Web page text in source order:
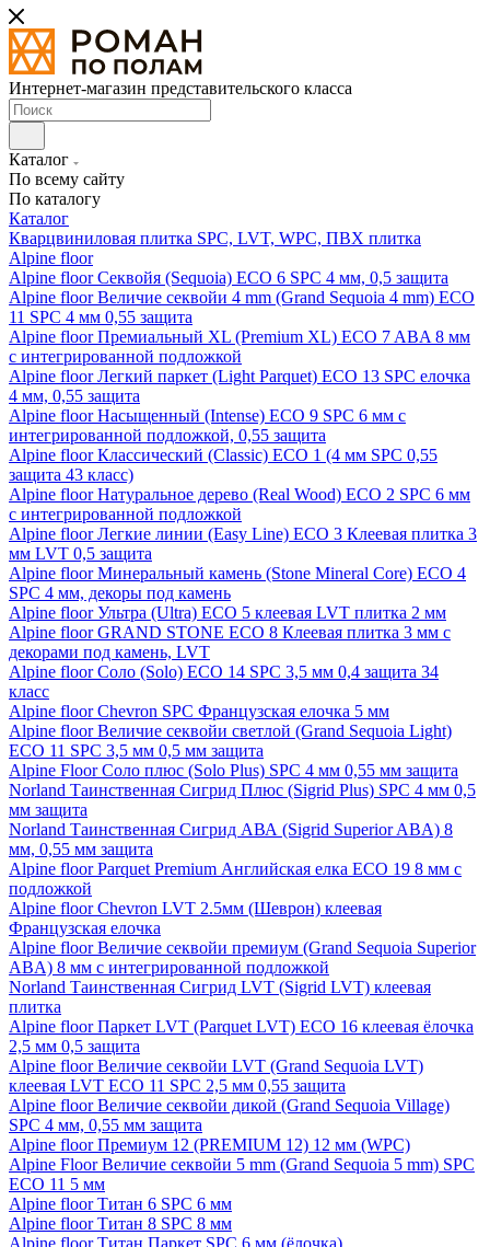
Интернет-магазин представительского класса
Каталог
По всему сайту
По каталогу
Каталог
Кварцвиниловая плитка SPC, LVT, WPC, ПВХ плитка
Alpine floor
Alpine floor Секвойя (Sequoia) ECO 6 SPC 4 мм, 0,5 защита
Alpine floor Величие секвойи 4 mm (Grand Sequoia 4 mm) ECO
11 SPC 4 мм 0,55 защита
Alpine floor Премиальный XL (Premium XL) ECO 7 ABA 8 мм
с интегрированной подложкой
Alpine floor Легкий паркет (Light Parquet) ECO 13 SPC елочка
4 мм, 0,55 защита
Alpine floor Насыщенный (Intense) ECO 9 SPC 6 мм с
интегрированной подложкой, 0,55 защита
Alpine floor Классический (Classic) ECO 1 (4 мм SPC 0,55
защита 43 класс)
Alpine floor Натуральное дерево (Real Wood) ECO 2 SPC 6 мм
с интегрированной подложкой
Alpine floor Легкие линии (Easy Line) ECO 3 Клеевая плитка 3
мм LVT 0,5 защита
Alpine floor Минеральный камень (Stone Mineral Core) ECO 4
SPC 4 мм, декоры под камень
Alpine floor Ультра (Ultra) ECO 5 клеевая LVT плитка 2 мм
Alpine floor GRAND STONE ECO 8 Клеевая плитка 3 мм с
декорами под камень, LVT
Alpine floor Соло (Solo) ECO 14 SPC 3,5 мм 0,4 защита 34
класс
Alpine floor Chevron SPC Французская елочка 5 мм
Alpine floor Величие секвойи светлой (Grand Sequoia Light)
ECO 11 SPC 3,5 мм 0,5 мм защита
Alpine Floor Соло плюс (Solo Plus) SPC 4 мм 0,55 мм защита
Norland Таинственная Сигрид Плюс (Sigrid Plus) SPC 4 мм 0,5
мм защита
Norland Таинственная Сигрид АВА (Sigrid Superior ABA) 8
мм, 0,55 мм защита
Alpine floor Parquet Premium Английская елка ECO 19 8 мм с
подложкой
Alpine floor Chevron LVT 2.5мм (Шеврон) клеевая
Французская елочка
Alpine floor Величие секвойи премиум (Grand Sequoia Superior
ABA) 8 мм с интегрированной подложкой
Norland Таинственная Сигрид LVT (Sigrid LVT) клеевая
плитка
Alpine floor Паркет LVT (Parquet LVT) ECO 16 клеевая ёлочка
2,5 мм 0,5 защита
Alpine floor Величие секвойи LVT (Grand Sequoia LVT)
клеевая LVT ECO 11 SPC 2,5 мм 0,55 защита
Alpine floor Величие секвойи дикой (Grand Sequoia Village)
SPC 4 мм, 0,55 мм защита
Alpine floor Премиум 12 (PREMIUM 12) 12 мм (WPC)
Alpine Floor Величие секвойи 5 mm (Grand Sequoia 5 mm) SPC
ECO 11 5 мм
Alpine floor Титан 6 SPC 6 мм
Alpine floor Титан 8 SPC 8 мм
Alpine floor Титан Паркет SPC 6 мм (ёлочка)